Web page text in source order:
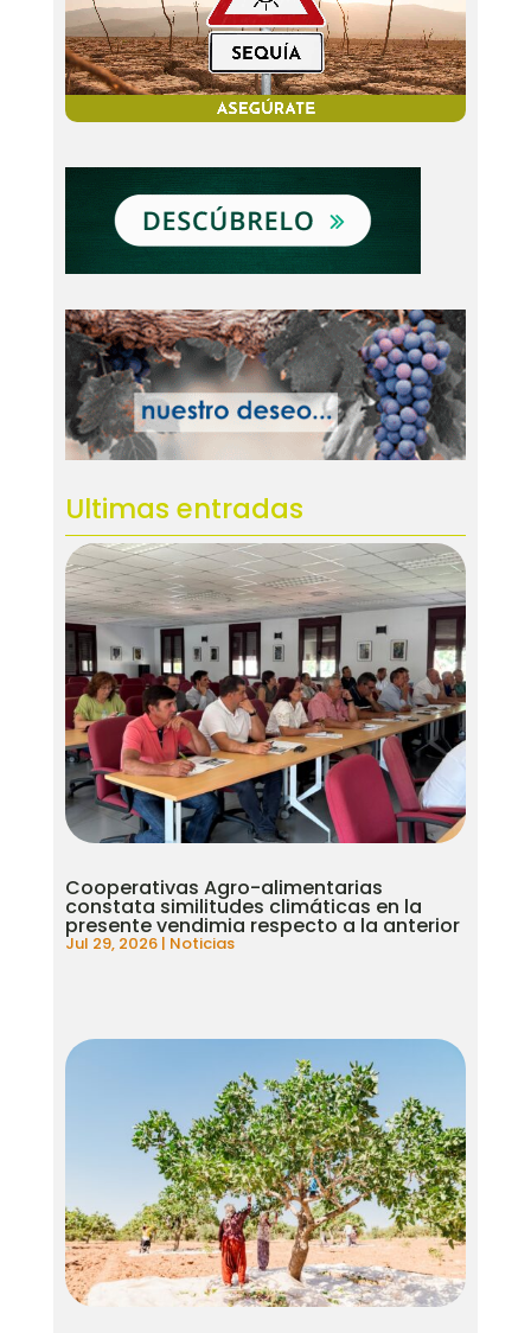
Ultimas entradas
Cooperativas Agro-alimentarias
constata similitudes climáticas en la
presente vendimia respecto a la anterior
Jul 29, 2026| Noticias